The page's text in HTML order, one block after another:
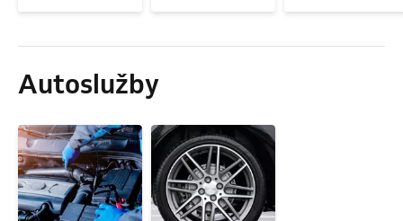
Autoslužby